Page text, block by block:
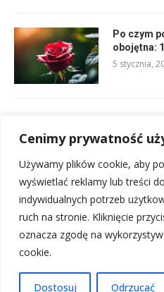
Cenimy prywatność
Używamy plików cookie, aby
wyświetlać reklamy lub treści
indywidualnych potrzeb
ruch na stronie. Kliknięcie
oznacza zgodę na
cookie.
Dostosuj Odrzucać
Po czym
obojętna:
5 stycznia,
18 stycznia, 2026
Składy Osasuna vs Girona FC:
18 stycznia, 2026
Mapa witryny